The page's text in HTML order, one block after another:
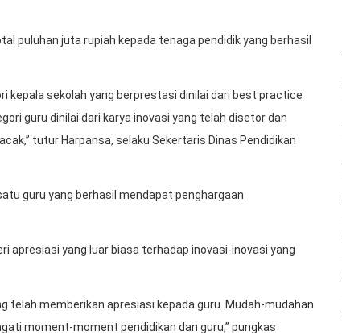
puluhan juta rupiah kepada tenaga pendidik yang berhasil
kepala sekolah yang berprestasi dinilai dari best practice
guru dinilai dari karya inovasi yang telah disetor dan
tutur Harpansa, selaku Sekertaris Dinas Pendidikan
guru yang berhasil mendapat penghargaan
apresiasi yang luar biasa terhadap inovasi-inovasi yang
telah memberikan apresiasi kepada guru. Mudah-mudahan
moment-moment pendidikan dan guru,” pungkas